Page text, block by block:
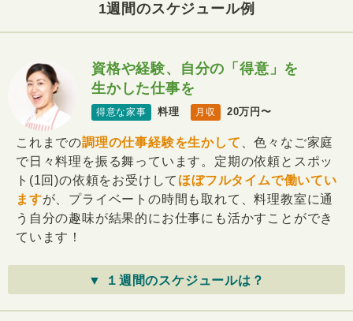
1週間のスケジュール例
資格や経験、自分の「得意」を
生かした仕事を
得意な家事 料理 月収 20万円〜
これまでの調理の仕事経験を生かして 、色々なご家庭
で日々料理を振る舞っています。定期の依頼とスポッ
ト(1回)の依頼をお受けして ほぼフルタイムで働いてい
ますが、プライベートの時間も取れて、料理教室に通
う自分の趣味が結果的にお仕事にも活かすことができ
ています！
▼ １週間のスケジュールは？